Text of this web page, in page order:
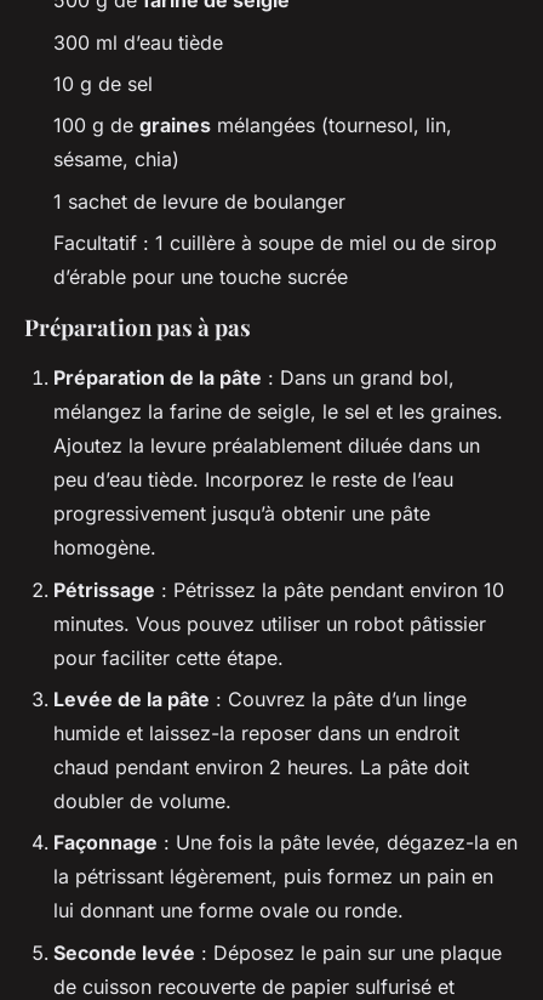
300 ml d’eau tiède
10 g de sel
100 g de graines mélangées (tournesol, lin,
sésame, chia)
1 sachet de levure de boulanger
Facultatif : 1 cuillère à soupe de miel ou de sirop
d’érable pour une touche sucrée
Préparation pas à pas
Préparation de la pâte : Dans un grand bol,
mélangez la farine de seigle, le sel et les graines.
Ajoutez la levure préalablement diluée dans un
peu d’eau tiède. Incorporez le reste de l’eau
progressivement jusqu’à obtenir une pâte
homogène.
Pétrissage : Pétrissez la pâte pendant environ 10
minutes. Vous pouvez utiliser un robot pâtissier
pour faciliter cette étape.
Levée de la pâte : Couvrez la pâte d’un linge
humide et laissez-la reposer dans un endroit
chaud pendant environ 2 heures. La pâte doit
doubler de volume.
Façonnage : Une fois la pâte levée, dégazez-la en
la pétrissant légèrement, puis formez un pain en
lui donnant une forme ovale ou ronde.
Seconde levée : Déposez le pain sur une plaque
de cuisson recouverte de papier sulfurisé et